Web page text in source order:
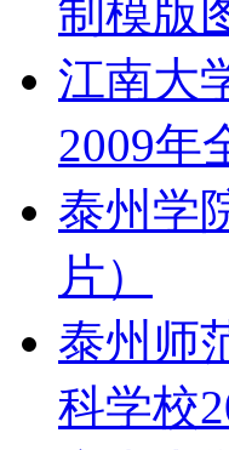
制模版
江南大
2009年
泰州学
片）
泰州师
科学校